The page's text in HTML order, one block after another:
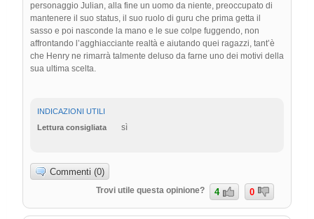
personaggio Julian, alla fine un uomo da niente, preoccupato di
mantenere il suo status, il suo ruolo di guru che prima getta il
sasso e poi nasconde la mano e le sue colpe fuggendo, non
affrontando l’agghiacciante realtà e aiutando quei ragazzi, tant’è
che Henry ne rimarrà talmente deluso da farne uno dei motivi della
sua ultima scelta.
INDICAZIONI UTILI
Lettura consigliata
sì
Commenti (0)
Trovi utile questa opinione? 4 0